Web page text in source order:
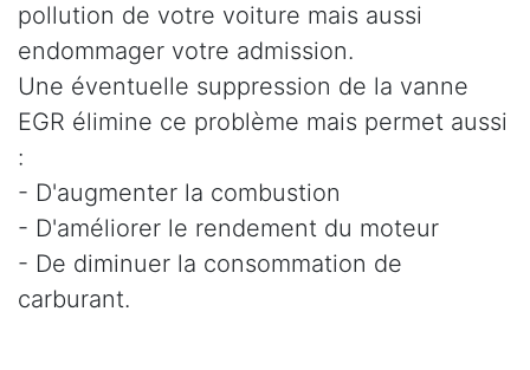
pollution de votre voiture mais aussi
endommager votre admission.
Une éventuelle suppression de la vanne
EGR élimine ce problème mais permet aussi
:
- D'augmenter la combustion
- D'améliorer le rendement du moteur
- De diminuer la consommation de
carburant.